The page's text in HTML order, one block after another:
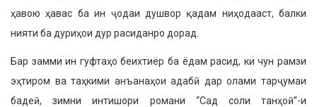
ҳавою ҳавас ба ин ҷодаи душвор қадам ниҳодааст, балки
нияти ба дуриҳои дур расиданро дорад.
Бар замми ин гуфтаҳо беихтиёр ба ёдам расид, ки чун рамзи
эҳтиром ва таҳкими анъанаҳои адабӣ дар олами тарҷумаи
бадеӣ, зимни интишори романи “Сад соли танҳоӣ”-и